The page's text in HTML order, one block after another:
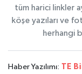
tüm harici linkler
köşe yazıları ve
herhangi
Haber Yazılımı: TE